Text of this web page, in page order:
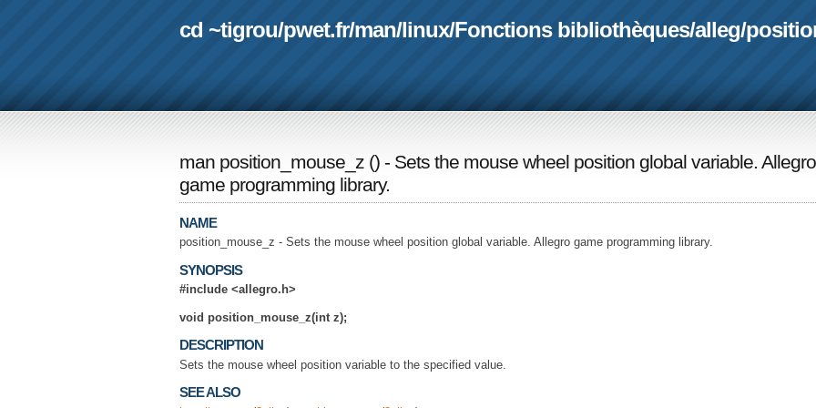
cd ~tigrou/pwet.fr/man/linux/Fonctions bibliothèques/alleg/
man position_mouse_z () - Sets the mouse wheel position global variable. Allegro
game programming library.
NAME
position_mouse_z - Sets the mouse wheel position global variable. Allegro game programming library.
SYNOPSIS
#include <allegro.h>
void position_mouse_z(int z);
DESCRIPTION
Sets the mouse wheel position variable to the specified value.
SEE ALSO